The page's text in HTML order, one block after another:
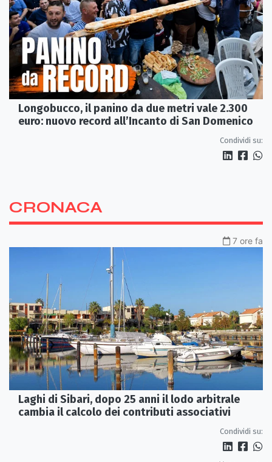
Longobucco, il panino da due metri vale 2.300
euro: nuovo record all’Incanto di San Domenico
Condividi su:
CRONACA
7 ore fa
Laghi di Sibari, dopo 25 anni il lodo arbitrale
cambia il calcolo dei contributi associativi
Condividi su: